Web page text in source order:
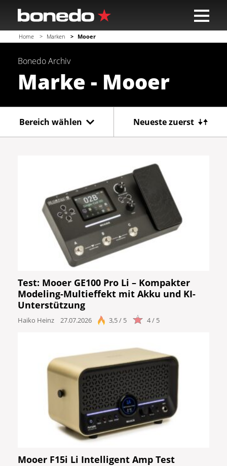
Home Marken Mooer
BonedoArchiv
Marke - Mooer
Bereich wählen
Recording
Keyboard
PA
Ergebnisse anzeigen
Neueste zuerst
Test: Mooer GE100 Pro Li – Kompakter
Modeling-Multieffekt mit Akku und KI-
Unterstützung
Haiko Heinz 27.07.2026 3,5 / 5 4 / 5
Mooer F15i Li Intelligent Amp Test